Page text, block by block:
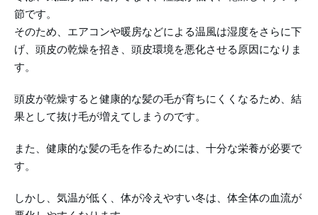
節です。
そのため、エアコンや暖房などによる温風は湿度をさらに下
げ、頭皮の乾燥を招き、頭皮環境を悪化させる原因になりま
す。
頭皮が乾燥すると健康的な髪の毛が育ちにくくなるため、結
果として抜け毛が増えてしまうのです。
また、健康的な髪の毛を作るためには、十分な栄養が必要で
す。
しかし、気温が低く、体が冷えやすい冬は、体全体の血流が